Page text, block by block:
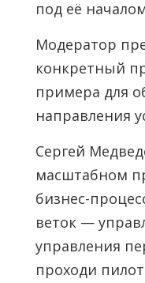
под её
Модератор
конкретный
примера для
направления
Сергей
масштабном
бизнес-
веток —
управления
проходи